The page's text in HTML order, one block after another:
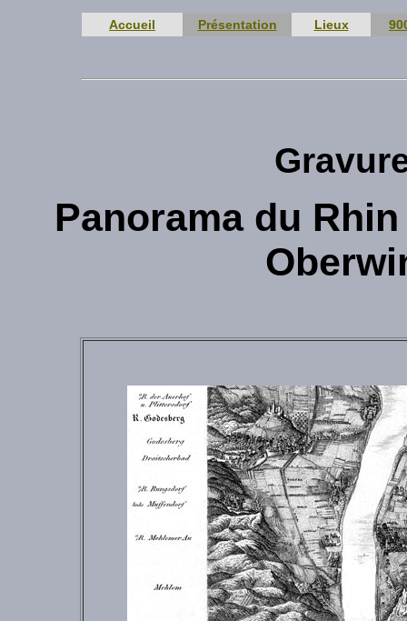
Accueil Présentation Lieux
Panorama du